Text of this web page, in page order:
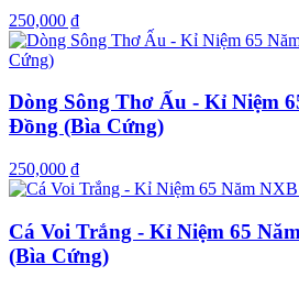
250,000 ₫
Dòng Sông Thơ Ấu - Kỉ Niệm
Đồng (Bìa Cứng)
250,000 ₫
Cá Voi Trắng - Kỉ Niệm 65
(Bìa Cứng)